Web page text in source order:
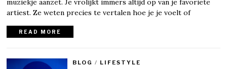
muziekje aanzet. Je vrolijkt immers altijd op van je favoriete
artiest. Ze weten precies te vertalen hoe je je voelt of
READ MORE
BLOG / LIFESTYLE